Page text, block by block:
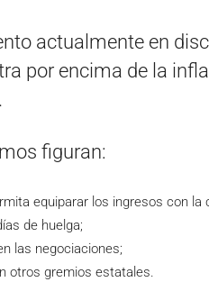
actualmente en
por encima de la
figuran:
equiparar los ingresos con la
de huelga;
las negociaciones;
otros gremios estatales.